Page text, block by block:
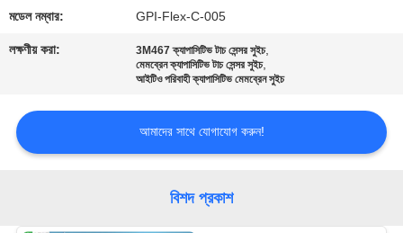
উদ্ধৃতির
আবেদন
সাইট
মডেল নম্বার: GPI-Flex-C-005
লক্ষণীয় করা: 3M467 ক্যাপাসিটিভ টাচ সেন্সর সুইচ,
মেমব্রেন ক্যাপাসিটিভ টাচ সেন্সর সুইচ,
আইটিও পরিবাহী ক্যাপাসিটিভ মেমব্রেন সুইচ
আমাদের সাথে যোগাযোগ করুন!
বিশদ প্রকাশ